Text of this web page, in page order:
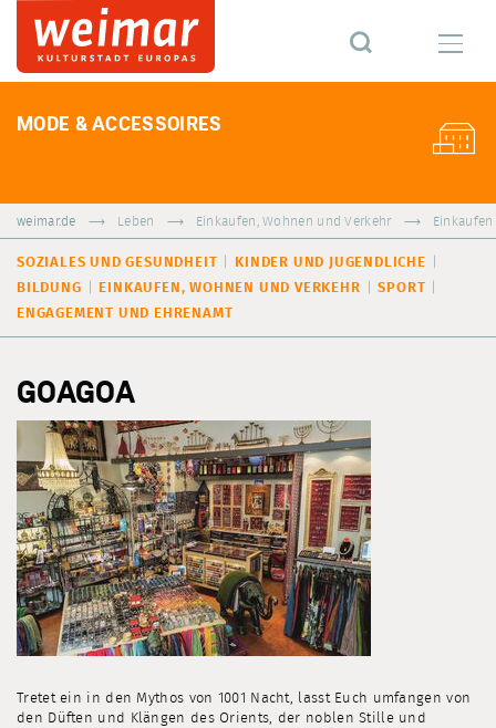
MODE & ACCESSOIRES
weimar.de Leben Einkaufen, Wohnen und Verkehr Einkaufen
SOZIALES UND GESUNDHEIT
KINDER UND JUGENDLICHE
BILDUNG
EINKAUFEN, WOHNEN UND VERKEHR
SPORT
ENGAGEMENT UND EHRENAMT
GOAGOA
Tretet ein in den Mythos von 1001 Nacht, lasst Euch umfangen von
den Düften und Klängen des Orients, der noblen Stille und